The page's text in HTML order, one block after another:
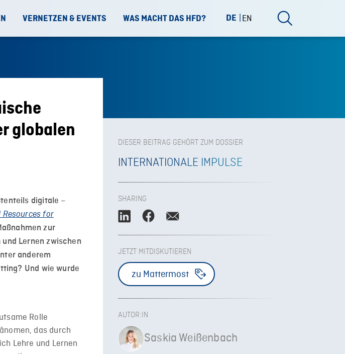
VERNETZEN & EVENTS WAS MACHT DAS HFD? DE EN
globalen
digitale –
Resources for
zur
Lernen zwischen
anderem
Und wie wurde
Rolle
das durch
Lehre und Lernen
DIESER BEITRAG GEHÖRT ZUM DOSSIER
INTERNATIONALE IMPULSE
SHARING
JETZT MITDISKUTIEREN
zu Mattermost
AUTOR:IN
Saskia Weißenbach